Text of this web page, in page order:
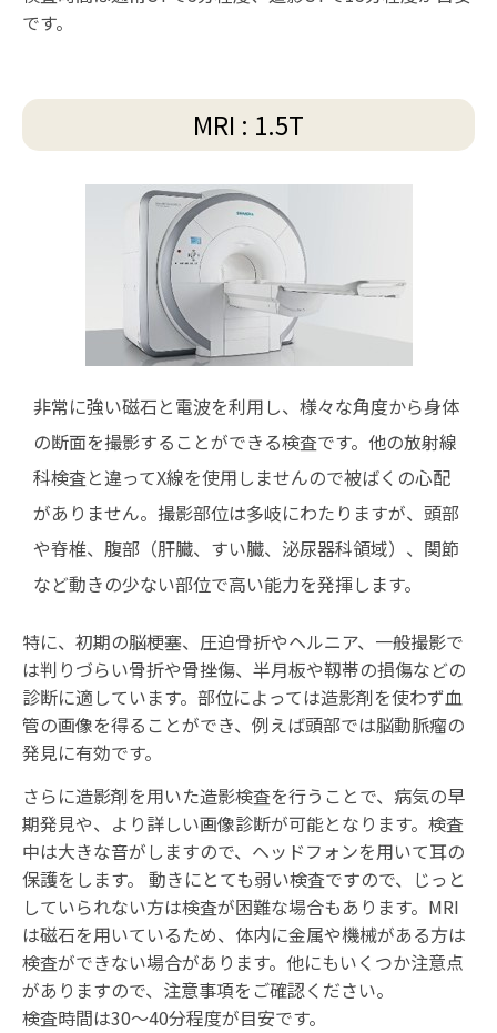
です。
MRI : 1.5T
非常に強い磁石と電波を利用し、様々な角度から身体
の断面を撮影することができる検査です。他の放射線
科検査と違ってX線を使用しませんので被ばくの心配
がありません。撮影部位は多岐にわたりますが、頭部
や脊椎、腹部（肝臓、すい臓、泌尿器科領域）、関節
など動きの少ない部位で高い能力を発揮します。
特に、初期の脳梗塞、圧迫骨折やヘルニア、一般撮影で
は判りづらい骨折や骨挫傷、半月板や靱帯の損傷などの
診断に適しています。部位によっては造影剤を使わず血
管の画像を得ることができ、例えば頭部では脳動脈瘤の
発見に有効です。
さらに造影剤を用いた造影検査を行うことで、病気の早
期発見や、より詳しい画像診断が可能となります。検査
中は大きな音がしますので、ヘッドフォンを用いて耳の
保護をします。 動きにとても弱い検査ですので、じっと
していられない方は検査が困難な場合もあります。MRI
は磁石を用いているため、体内に金属や機械がある方は
検査ができない場合があります。他にもいくつか注意点
がありますので、注意事項をご確認ください。
検査時間は30～40分程度が目安です。